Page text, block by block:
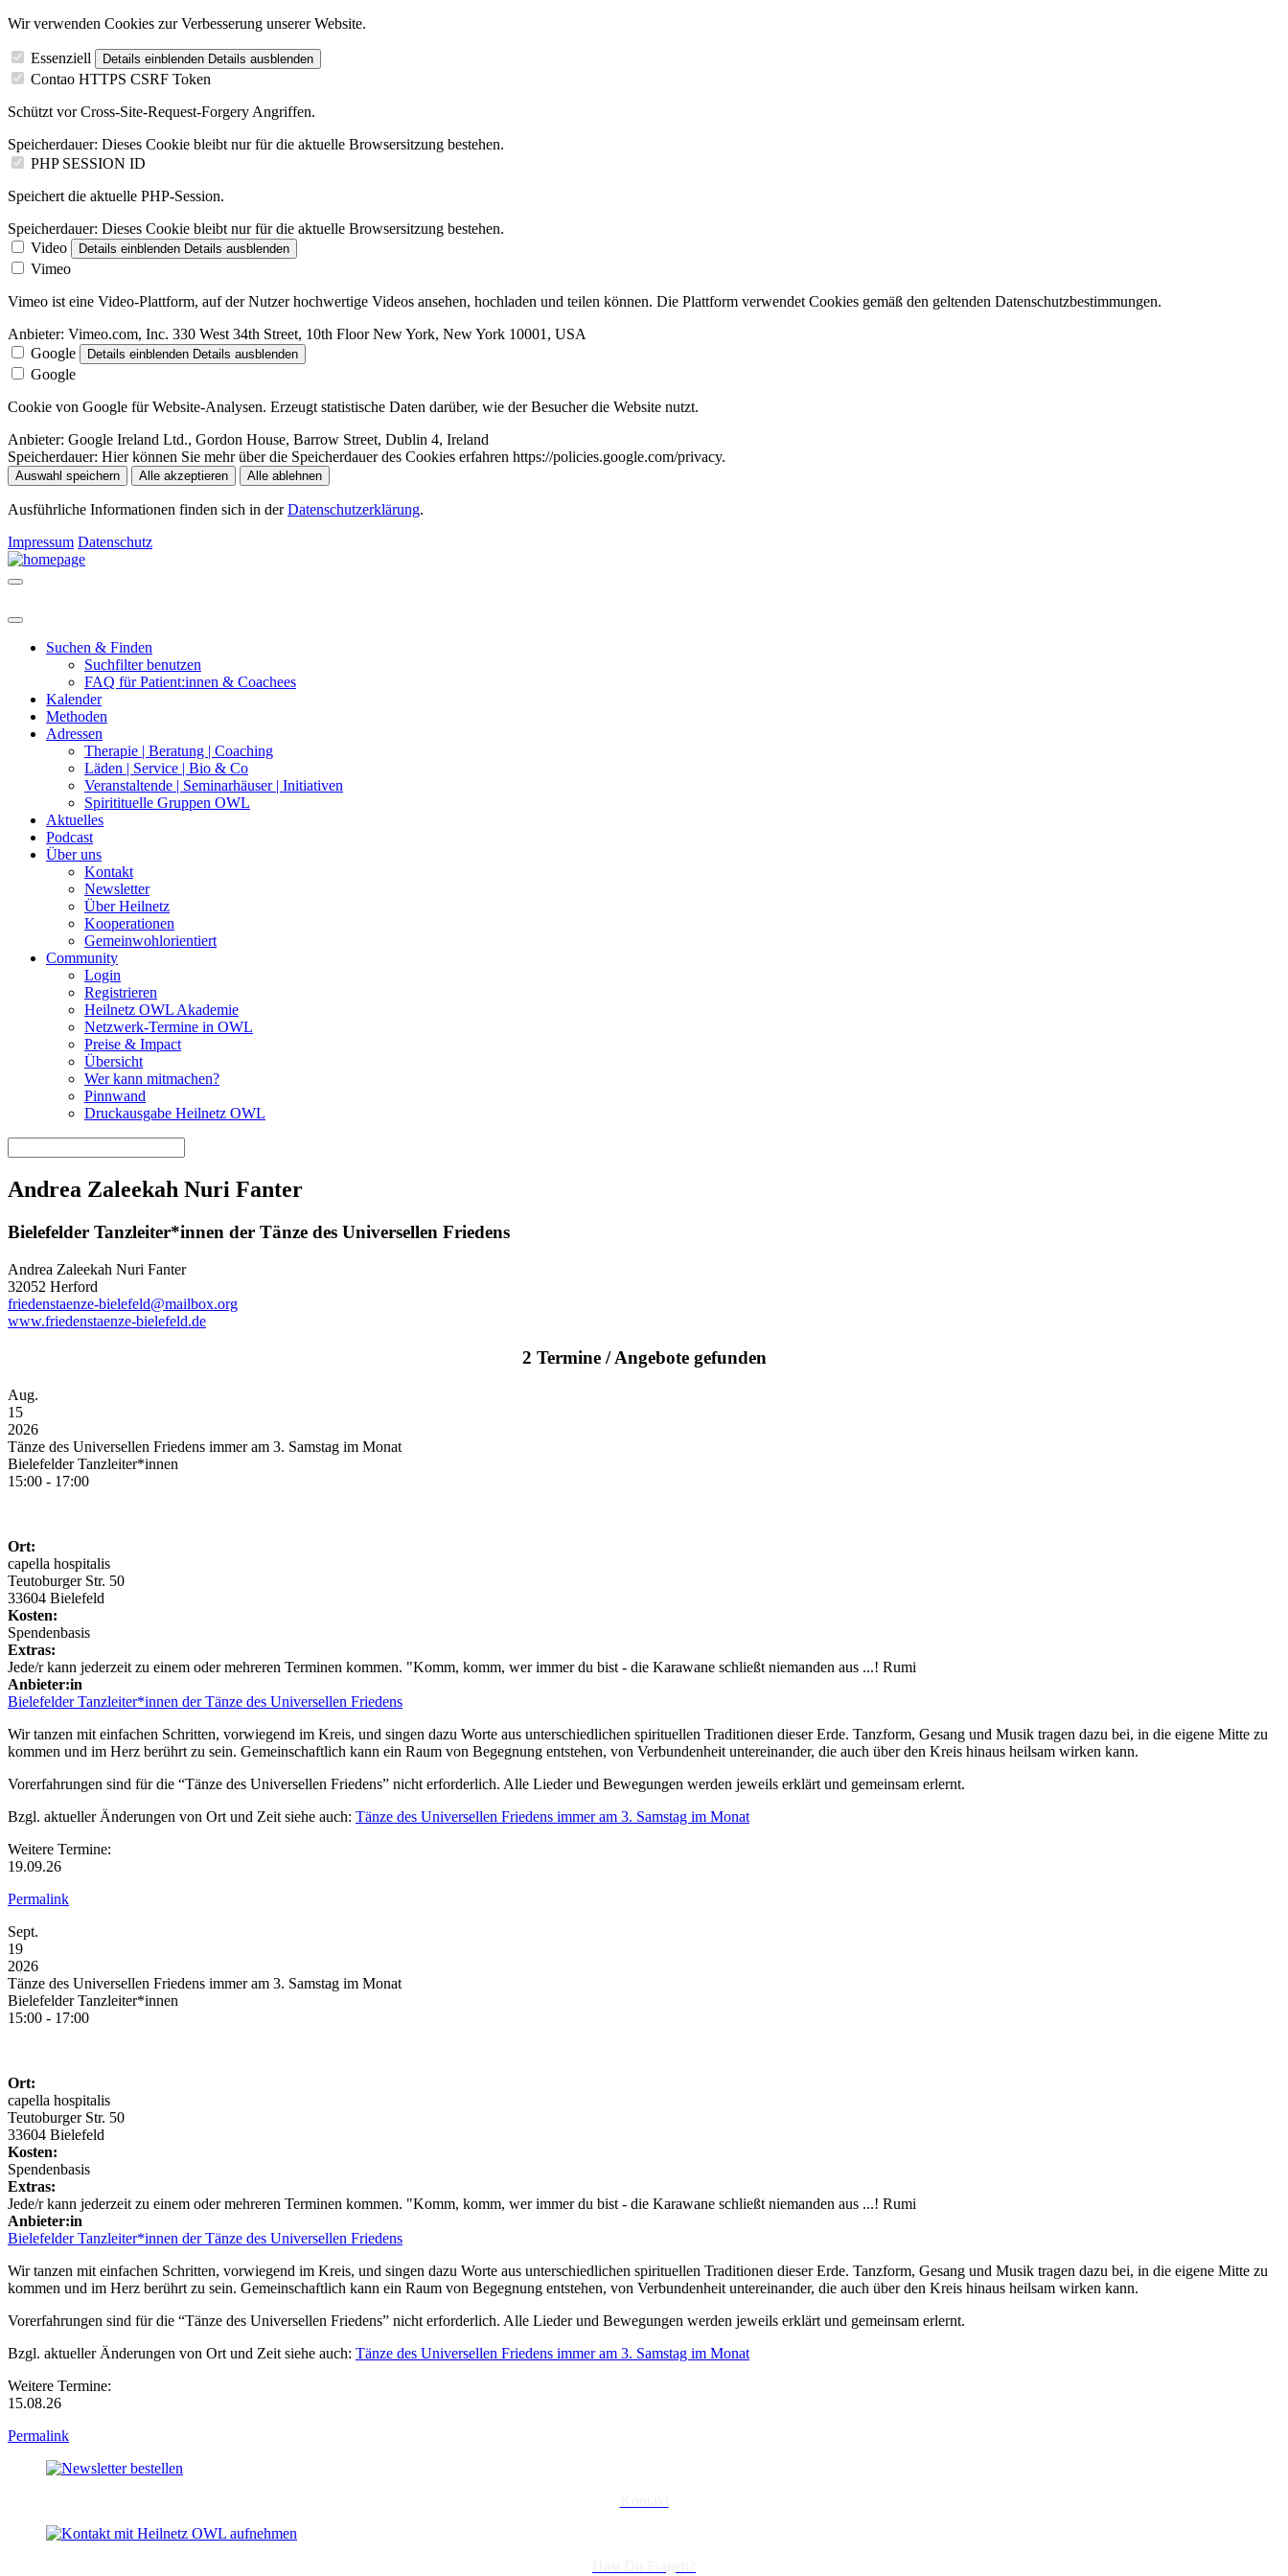
Wir verwenden Cookies zur Verbesserung unserer Website.
Essenziell Details einblenden Details ausblenden
Contao HTTPS CSRF Token
Schützt vor Cross-Site-Request-Forgery Angriffen.
Speicherdauer: Dieses Cookie bleibt nur für die aktuelle Browsersitzung bestehen.
PHP SESSION ID
Speichert die aktuelle PHP-Session.
Speicherdauer: Dieses Cookie bleibt nur für die aktuelle Browsersitzung bestehen.
Video
Details einblenden Details ausblenden
Vimeo
Vimeo ist eine Video-Plattform, auf der Nutzer hochwertige Videos ansehen, hochladen und teilen können. Die Plattform verwendet Cookies gemäß den geltenden Datenschutzbestimmungen.
Anbieter: Vimeo.com, Inc. 330 West 34th Street, 10th Floor New York, New York 10001, USA
Google
Details einblenden Details ausblenden
Google
Cookie von Google für Website-Analysen. Erzeugt statistische Daten darüber, wie der Besucher die Website nutzt.
Anbieter: Google Ireland Ltd., Gordon House, Barrow Street, Dublin 4, Ireland
Speicherdauer: Hier können Sie mehr über die Speicherdauer des Cookies erfahren https://policies.google.com/privacy.
Auswahl speichern Alle akzeptieren Alle ablehnen
Ausführliche Informationen finden sich in derDatenschutzerklärung.
Impressum Datenschutz
Suchen & Finden
Suchfilter benutzen
FAQ für Patient:innen & Coachees
Kalender
Methoden
Adressen
Therapie | Beratung | Coaching
Läden | Service | Bio & Co
Veranstaltende | Seminarhäuser | Initiativen
Spiritituelle Gruppen OWL
Aktuelles
Podcast
Über uns
Kontakt
Newsletter
Über Heilnetz
Kooperationen
Gemeinwohlorientiert
Community
Login
Registrieren
Heilnetz OWL Akademie
Netzwerk-Termine in OWL
Preise & Impact
Übersicht
Wer kann mitmachen?
Pinnwand
Druckausgabe Heilnetz OWL
Andrea Zaleekah Nuri Fanter
Bielefelder Tanzleiter*innen der Tänze des Universellen Friedens
Andrea Zaleekah Nuri Fanter
32052 Herford
friedenstaenze-bielefeld@mailbox.org
www.friedenstaenze-bielefeld.de
2 Termine / Angebote gefunden
Aug.
15
2026
Tänze des Universellen Friedens immer am 3. Samstag im Monat
Bielefelder Tanzleiter*innen
15:00 - 17:00
Ort:
capella hospitalis
Teutoburger Str. 50
33604 Bielefeld
Kosten:
Spendenbasis
Extras:
Jede/r kann jederzeit zu einem oder mehreren Terminen kommen. "Komm, komm, wer immer du bist - die Karawane schließt niemanden aus ...! Rumi
Anbieter:in
Bielefelder Tanzleiter*innen der Tänze des Universellen Friedens
Wir tanzen mit einfachen Schritten, vorwiegend im Kreis, und singen dazu Worte aus unterschiedlichen spirituellen Traditionen dieser Erde. Tanzform, Gesang und Musik tragen dazu bei, in die eigene Mitte zu
kommen und im Herz berührt zu sein. Gemeinschaftlich kann ein Raum von Begegnung entstehen, von Verbundenheit untereinander, die auch über den Kreis hinaus heilsam wirken kann.
Vorerfahrungen sind für die “Tänze des Universellen Friedens” nicht erforderlich. Alle Lieder und Bewegungen werden jeweils erklärt und gemeinsam erlernt.
Bzgl. aktueller Änderungen von Ort und Zeit siehe auch: Tänze des Universellen Friedens immer am 3. Samstag im Monat
Weitere Termine:
19.09.26
Permalink
Sept.
19
2026
Tänze des Universellen Friedens immer am 3. Samstag im Monat
Bielefelder Tanzleiter*innen
15:00 - 17:00
Ort:
capella hospitalis
Teutoburger Str. 50
33604 Bielefeld
Kosten:
Spendenbasis
Extras:
Jede/r kann jederzeit zu einem oder mehreren Terminen kommen. "Komm, komm, wer immer du bist - die Karawane schließt niemanden aus ...! Rumi
Anbieter:in
Bielefelder Tanzleiter*innen der Tänze des Universellen Friedens
Wir tanzen mit einfachen Schritten, vorwiegend im Kreis, und singen dazu Worte aus unterschiedlichen spirituellen Traditionen dieser Erde. Tanzform, Gesang und Musik tragen dazu bei, in die eigene Mitte zu
kommen und im Herz berührt zu sein. Gemeinschaftlich kann ein Raum von Begegnung entstehen, von Verbundenheit untereinander, die auch über den Kreis hinaus heilsam wirken kann.
Vorerfahrungen sind für die “Tänze des Universellen Friedens” nicht erforderlich. Alle Lieder und Bewegungen werden jeweils erklärt und gemeinsam erlernt.
Bzgl. aktueller Änderungen von Ort und Zeit siehe auch: Tänze des Universellen Friedens immer am 3. Samstag im Monat
Weitere Termine:
15.08.26
Permalink